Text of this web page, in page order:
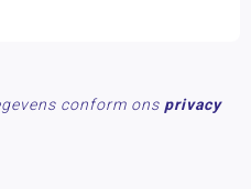
conform ons privacy